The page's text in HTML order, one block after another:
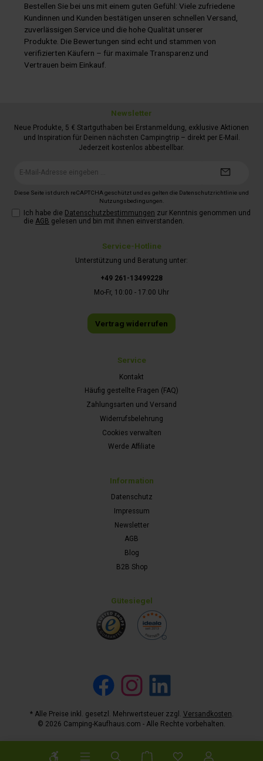
Werkzeugleiste anzeigen
Bestellen Sie bei uns mit einem guten Gefühl: Viele zufriedene
Kundinnen und Kunden bestätigen unseren schnellen Versand,
zuverlässigen Service und die hohe Qualität unserer
Produkte. Die Bewertungen sind echt und stammen von
verifizierten Käufern – für maximale Transparenz und
Vertrauen beim Einkauf.
Service-Hotline
Unterstützung und Beratung unter:
+49 261-13499228
Mo-Fr, 10:00 - 17:00 Uhr
Vertrag widerrufen
Service
Kontakt
Häufig gestellte Fragen (FAQ)
Zahlungsarten und Versand
Widerrufsbelehrung
Cookies verwalten
Werde Affiliate
Information
Datenschutz
Impressum
Newsletter
AGB
Blog
B2B Shop
Gütesiegel
Newsletter
Neue Produkte, 5 € Startguthaben bei Erstanmeldung, exklusive Aktionen
und Inspiration für Deinen nächsten Campingtrip – direkt per E-Mail.
Jederzeit kostenlos abbestellbar.
Diese Seite ist durch reCAPTCHA geschützt und es gelten die Datenschutzrichtlinie und
Nutzungsbedingungen
Ich habe die Datenschutzbestimmungen zur Kenntnis genommen und
die AGB gelesen und bin mit ihnen einverstanden.
Facebook Instagram LinkedIn
* Alle Preise inkl. gesetzl. Mehrwertsteuer zzgl. Versandkosten.
© 2026 Camping-Kaufhaus.com - Alle Rechte vorbehalten.